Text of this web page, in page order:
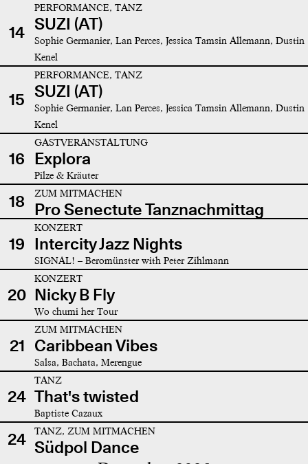
14
PERFORMANCE, TANZ
SUZI (AT)
Sophie Germanier, Lan Perces, Jessica Tamsin Allemann, Dustin
Kenel
15
PERFORMANCE, TANZ
SUZI (AT)
Sophie Germanier, Lan Perces, Jessica Tamsin Allemann, Dustin
Kenel
16
GASTVERANSTALTUNG
Explora
Pilze & Kräuter
18 ZUM MITMACHEN
Pro Senectute Tanznachmittag
19
KONZERT
Intercity Jazz Nights
SIGNAL! – Beromünster with Peter Zihlmann
20
KONZERT
Nicky B Fly
Wo chumi her Tour
21
ZUM MITMACHEN
Caribbean Vibes
Salsa, Bachata, Merengue
24
TANZ
That's twisted
Baptiste Cazaux
24 TANZ, ZUM MITMACHEN
Südpol Dance